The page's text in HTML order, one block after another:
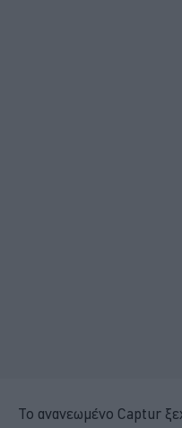
Το ανανεωμένο Captur